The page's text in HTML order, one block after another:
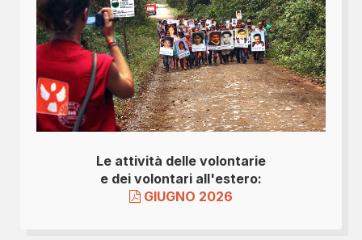
Le attività delle volontarie
e dei volontari all'estero:
GIUGNO 2026